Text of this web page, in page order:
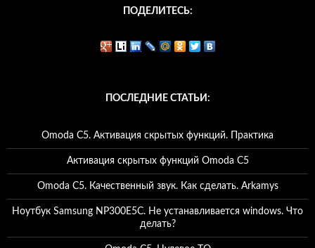
ПОДЕЛИТЕСЬ:
ПОСЛЕДНИЕ СТАТЬИ:
Omoda C5. Активация скрытых функций. Практика
Активация скрытых функций Omoda C5
Omoda C5. Качественный звук. Как сделать. Arkamys
Ноутбук Samsung NP300E5C. Не устанавливается windows. Что
делать?